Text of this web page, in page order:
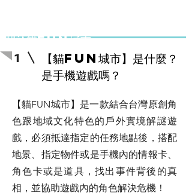
1
【貓FUN城市】是什麼？
是手機遊戲嗎？
【貓FUN城市】是一款結合台灣原創角
色跟地域文化特色的戶外實境解謎遊
戲，必須抵達指定的任務地點後，搭配
地景、指定物件或是手機內的情報卡、
角色卡或是道具，找出事件背後的真
相，並協助遊戲內的角色解決危機！
​關於貓FUN城市